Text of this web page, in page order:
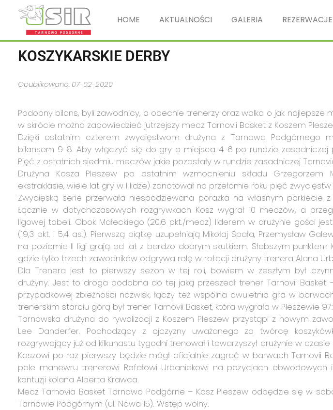
HOME AKTUALNOŚCI GALERIA REZERWACJE
KOSZYKARSKIE DERBY
Opublikowano: 07-02-2020
Podobny bilans, byli zawodnicy, a obecnie trenerzy oraz walka o jak najlepsze
w skrócie można zapowiedzieć jutrzejszy mecz Tarnovii Basket z Koszem
Dzięki ostatnim czterem zwycięstwom drużyna z Tarnowa Podgórnego
bilansem 9-8. Aby włączyć się do gry o miejsca 4-6 po rundzie zasadniczej
Pięć z ostatnich siedmiu meczów jakie pozostały w rundzie zasadniczej
Drużyna Kosza Pleszew po ostatnim wzmocnieniu składu Grzegorzem
ekstraklasie, wiele lat gry w I lidze) zanotował na przełomie roku pięć zwycięstw
Zwycięską serie przerwała niespodziewana porażka na własnym parkiecie z
Łącznie w dotychczasowych rozgrywkach Kosz wygrał 10 meczów, a
ligowej tabeli. Obok Małeckiego (20,6 pkt./mecz) liderem w drużynie gości
(19,3 pkt. i 5,4 as.). Pierwszą piątkę uzupełniają Mikołaj Spała, Przemysław
na poziomie II ligi grają od lat z bardzo dobrym skutkiem. Słabszym punktem
gdzie tylko trzech zawodników odgrywa rolę w rotacji drużyny trenera Alana
Dla Trenera jest to pierwszy sezon w tej roli, bowiem w zeszłym był
drużyny. Jest to droga podobna do tej jaką przeszedł trener Tarnovii Basket
przypadkowej zbieżności nazwisk, łączy też wspólna dwuletnia gra w
trenerskim starciu górą był trener Tarnovii Basket, która wygrała w Pleszewie
Tarnowska drużyna do rywalizacji z Koszem Pleszew przystąpi z nowym
Lee Danderfer. Pochodzący z ojczyzny uważanego za twórcę
rozgrywający już od kilkunastu tygodni trenował i towarzyszył drużynie w
Koszowi po raz pierwszy będzie mógł oficjalnie zagrać w barwach Tarnovii
pole manewru trenerowi Rafałowi Urbaniakowi na pozycjach obwodowych
kontuzji kolana Alberta Krawca.
Mecz Tarnovia Basket Tarnowo Podgórne – Kosz Pleszew odbędzie się w
Tarnowie Podgórnym (ul. Nowa 15). Wstęp wolny.